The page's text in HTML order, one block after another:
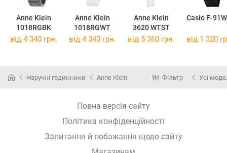
Anne Klein
1018RGBK
Anne Klein
1018RGWT
Anne Klein
3620 WTST
Casio F-
від 4 340 грн. від 4 340 грн. від 5 360 грн. від 1 320
Наручні годинники Anne Klein Фільтр Усі
Повна версія сайту
Політика конфіденційності
Запитання й побажання щодо сайту